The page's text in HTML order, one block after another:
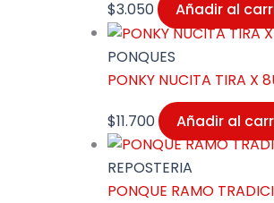
$3.050 Añadir al
PONQUES
PONKY NUCITA TIRA X
$11.700 Añadir al
REPOSTERIA
PONQUE RAMO